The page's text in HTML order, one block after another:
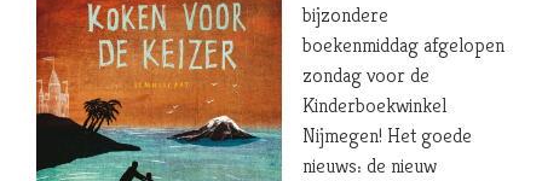
bijzondere
boekenmiddag afgelopen
zondag voor de
Kinderboekwinkel
Nijmegen! Het goede
nieuws: de nieuw